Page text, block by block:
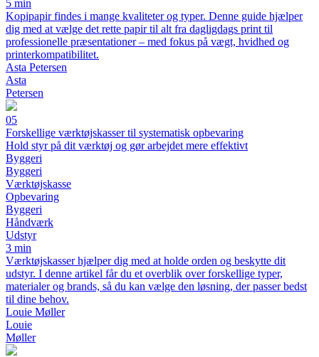
5 min
Kopipapir findes i mange kvaliteter og typer. Denne guide hjælper
dig med at vælge det rette papir til alt fra dagligdags print til
professionelle præsentationer – med fokus på vægt, hvidhed og
printerkompatibilitet.
Asta Petersen
Asta
Petersen
05
Forskellige værktøjskasser til systematisk opbevaring
Hold styr på dit værktøj og gør arbejdet mere effektivt
Byggeri
Byggeri
Værktøjskasse
Opbevaring
Byggeri
Håndværk
Udstyr
3 min
Værktøjskasser hjælper dig med at holde orden og beskytte dit
udstyr. I denne artikel får du et overblik over forskellige typer,
materialer og brands, så du kan vælge den løsning, der passer bedst
til dine behov.
Louie Møller
Louie
Møller